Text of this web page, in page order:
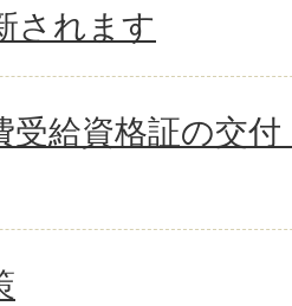
されます
受給資格証の交